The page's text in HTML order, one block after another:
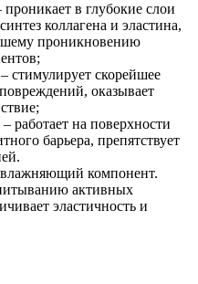
проникает в глубокие слои
коллагена и эластина,
проникновению
стимулирует скорейшее
оказывает
работает на поверхности
барьера, препятствует
компонент.
активных
эластичность и